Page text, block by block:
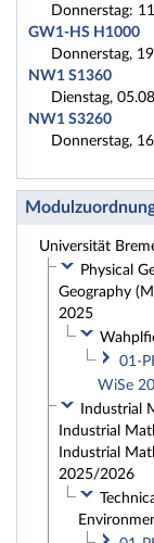
Donnerstag:
GW1-HS H1000
Donnerstag,
NW1 S1360
Dienstag,
NW1 S3260
Donnerstag,
Universität
Physical
Geography
2025
01-
WiSe
Industrial
Industrial
Industrial
2025/2026